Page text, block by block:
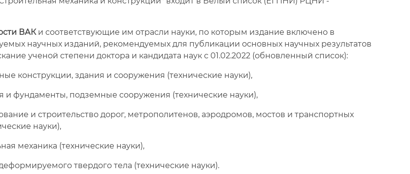
ВАКи соответствующие им отрасли науки, по которым издание включено в
научных изданий, рекомендуемых для публикации основных научных результатов
ученой степени доктора и кандидата наук с 01.02.2022 (обновленный список):
конструкции, здания и сооружения (технические науки),
и фундаменты, подземные сооружения (технические науки),
и строительство дорог, метрополитенов, аэродромов, мостов и транспортных
науки),
механика (технические науки),
твердого тела (технические науки).